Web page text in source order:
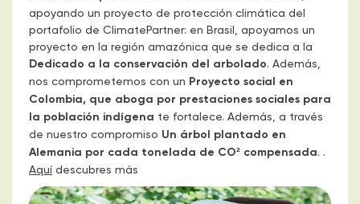
apoyando un proyecto de protección climática del
portafolio de ClimatePartner: en Brasil, apoyamos un
proyecto en la región amazónica que se dedica a la
Dedicado a la conservación del arbolado. Además,
nos comprometemos con un Proyecto social en
Colombia, que aboga por prestaciones sociales para
la población indígena te fortalece. Además, a través
de nuestro compromiso Un árbol plantado en
Alemania por cada tonelada de CO² compensada. .
Aquí descubres más